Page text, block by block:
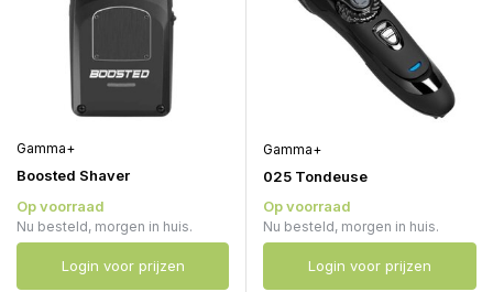
Gamma+
Boosted Shaver
Op voorraad
Nu besteld, morgen in huis.
Login voor prijzen
Gamma+
025 Tondeuse
Op voorraad
Nu besteld, morgen in huis.
Login voor prijzen